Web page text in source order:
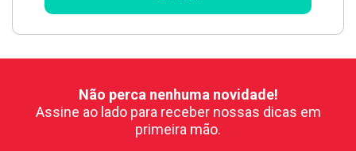
Não perca nenhuma novidade!
Assine ao lado para receber nossas dicas em
primeira mão.